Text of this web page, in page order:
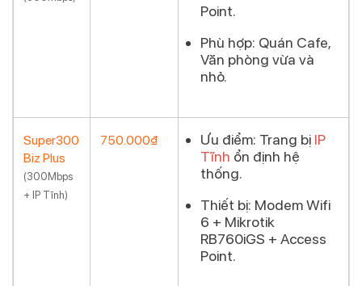
Point.
Phù hợp: Quán Cafe,
Văn phòng vừa và
nhỏ.
Super300
Biz Plus
(300Mbps
+ IP Tĩnh)
750.000₫ Ưu điểm: Trang bị IP
Tĩnh ổn định hệ
thống.
Thiết bị: Modem Wifi
6 + Mikrotik
RB760iGS + Access
Point.